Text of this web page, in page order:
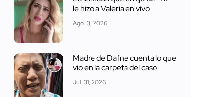
le hizo a Valeria en vivo
Ago. 3, 2026
Madre de Dafne cuenta lo que
vio en la carpeta del caso
Jul. 31, 2026